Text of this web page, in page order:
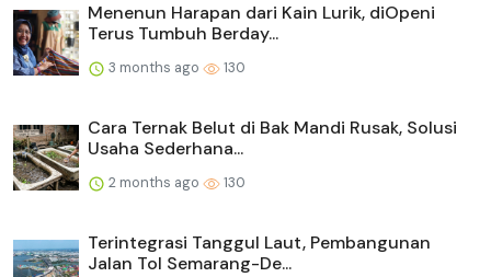
Menenun Harapan dari Kain Lurik, diOpeni
Terus Tumbuh Berday...
3 months ago 130
Cara Ternak Belut di Bak Mandi Rusak, Solusi
Usaha Sederhana...
2 months ago 130
Terintegrasi Tanggul Laut, Pembangunan
Jalan Tol Semarang-De...